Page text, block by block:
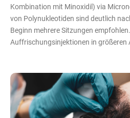
Kombination mit Minoxidil) via
von Polynukleotiden sind deutlich
Beginn mehrere Sitzungen
Auffrischungsinjektionen in größeren